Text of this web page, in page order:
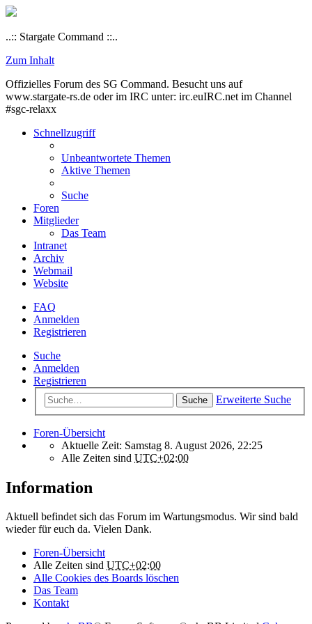
..:: Stargate Command ::..
Zum Inhalt
Offizielles Forum des SG Command. Besucht uns auf
www.stargate-rs.de oder im IRC unter: irc.euIRC.net im Channel
#sgc-relaxx
Schnellzugriff
Unbeantwortete Themen
Aktive Themen
Suche
Foren
Mitglieder
Das Team
Intranet
Archiv
Webmail
Website
FAQ
Anmelden
Registrieren
Suche
Anmelden
Registrieren
Suche Erweiterte Suche
Foren-Übersicht
Aktuelle Zeit: Samstag 8. August 2026, 22:25
Alle Zeiten sind UTC+02:00
Information
Aktuell befindet sich das Forum im Wartungsmodus. Wir sind bald
wieder für euch da. Vielen Dank.
Foren-Übersicht
Alle Zeiten sind UTC+02:00
Alle Cookies des Boards löschen
Das Team
Kontakt